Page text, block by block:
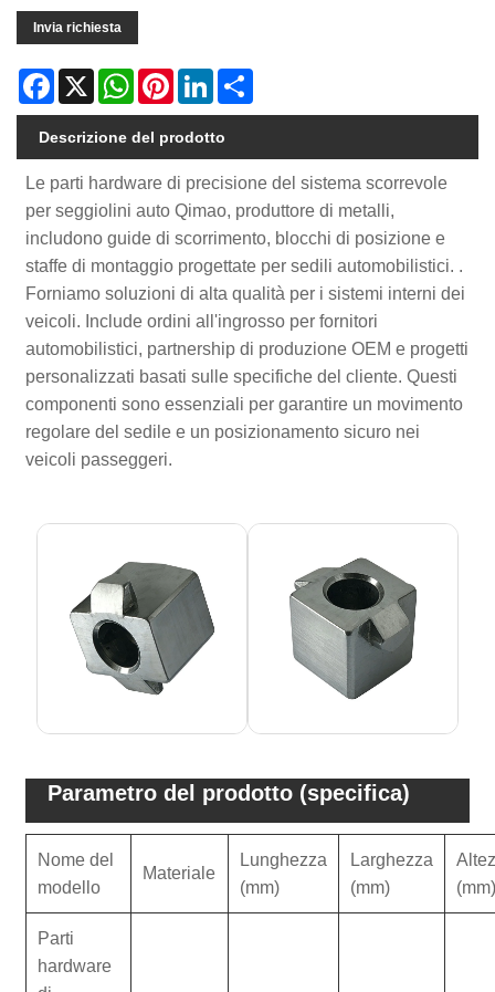
Invia richiesta
Facebook
X WhatsAppPinterestLinkedIn
Descrizione del prodotto
Le parti hardware di precisione del sistema scorrevole
per seggiolini auto Qimao, produttore di metalli,
includono guide di scorrimento, blocchi di posizione e
staffe di montaggio progettate per sedili automobilistici. .
Forniamo soluzioni di alta qualità per i sistemi interni dei
veicoli. Include ordini all'ingrosso per fornitori
automobilistici, partnership di produzione OEM e progetti
personalizzati basati sulle specifiche del cliente. Questi
componenti sono essenziali per garantire un movimento
regolare del sedile e un posizionamento sicuro nei
veicoli passeggeri.
Parametro del prodotto (specifica)
Nome del
modello
Materiale
Lunghezza
(mm)
Larghezza
(mm)
Parti
hardware